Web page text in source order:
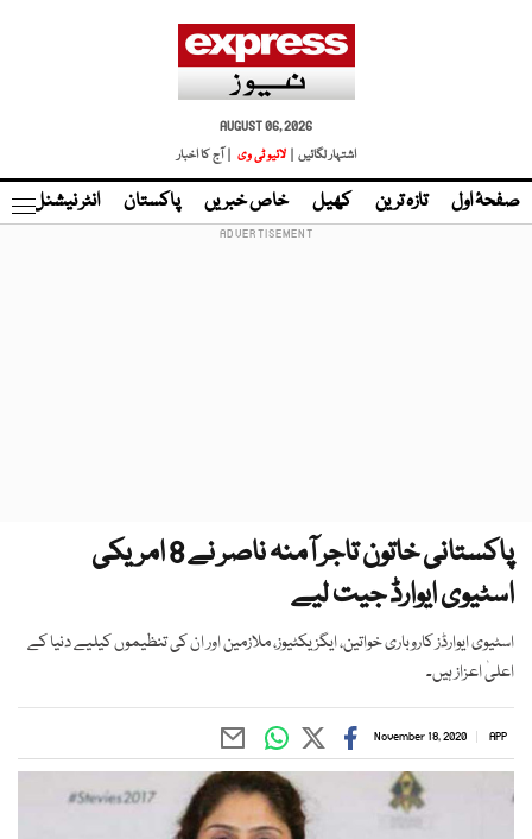
AUGUST 06, 2026
اشتہار لگائیں |
لائیو ٹی وی | آج کا اخبار
صفحۂ اول تازہ ترین کھیل خاص خبریں پاکستان انٹر نیشنل
پاکستانی خاتون تاجر آمنہ ناصر نے 8 امریکی
اسٹیوی ایوارڈ جیت لیے
اسٹیوی ایوارڈز کاروباری خواتین، ایگزیکٹیوز، ملازمین اور ان کی تنظیموں کیلیے دنیا کے
اعلیٰ اعزاز ہیں۔
APP
November 18, 2020